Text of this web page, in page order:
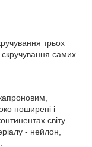
трьох
самих
поширені і
світу.
- нейлон,